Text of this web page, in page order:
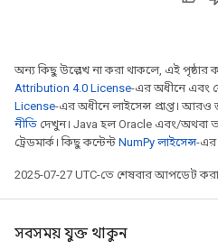
অন্য কিছু উল্লেখ না করা থাকলে, এই পৃষ্ঠার
Attribution 4.0 License-এর অধীনে এবং
License-এর অধীনে লাইসেন্স প্রাপ্ত। আরও
নীতি দেখুন। Java হল Oracle এবং/অথবা
ট্রেডমার্ক। কিছু কন্টেন্ট NumPy লাইসেন্স-এর
2025-07-27 UTC-তে শেষবার আপডেট করা
সবসময় যুক্ত থাকুন